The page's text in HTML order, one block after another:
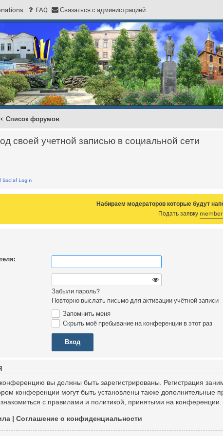
FAQ Связаться с администрацией
Список форумов
своей учетной записью в социальной сети
Набираем модераторов которые будут
Подать заявку
Забыли пароль?
Повторно выслать письмо для активации учётной записи
Запомнить меня
Скрыть моё пребывание на конференции в этот раз
вы должны быть зарегистрированы. Регистрация
конференции могут быть установлены также дополнительные
с правилами и политикой, принятыми на
| Соглашение о конфиденциальности